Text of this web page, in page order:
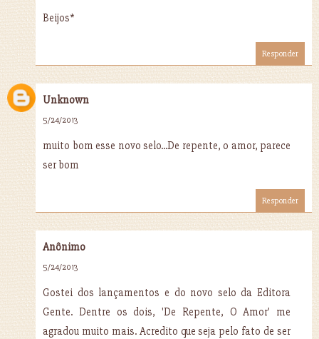
Beijos*
Responder
Unknown
5/24/2013
muito bom esse novo selo...De repente, o amor, parece
ser bom
Responder
Anônimo
5/24/2013
Gostei dos lançamentos e do novo selo da Editora
Gente. Dentre os dois, 'De Repente, O Amor' me
agradou muito mais. Acredito que seja pelo fato de ser